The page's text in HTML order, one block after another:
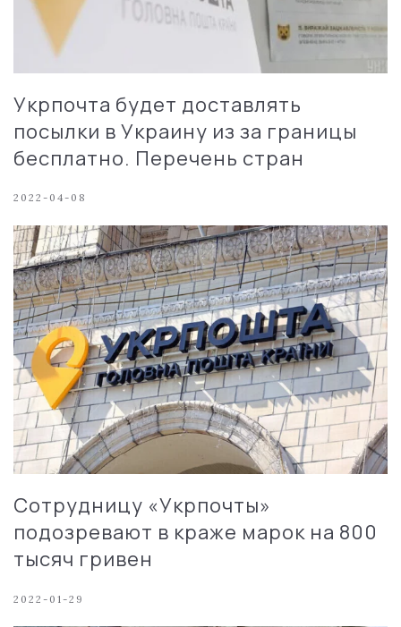
Укрпочта будет доставлять
посылки в Украину из за границы
бесплатно. Перечень стран
2022-04-08
Сотрудницу «Укрпочты»
подозревают в краже марок на 800
тысяч гривен
2022-01-29